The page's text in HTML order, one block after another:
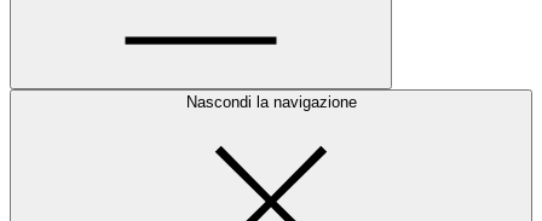
Nascondi la navigazione